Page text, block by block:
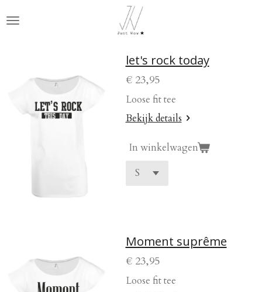
direct
let's rock today
€ 23,95
Loose fit tee
Bekijk details
In winkelwagen
Moment suprême
€ 23,95
Loose fit tee